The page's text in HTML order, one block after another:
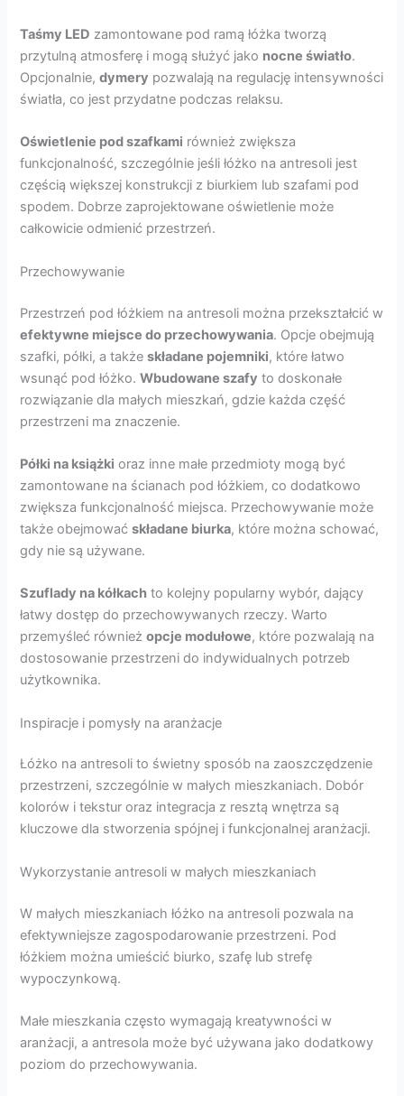
Taśmy LED zamontowane pod ramą łóżka tworzą
przytulną atmosferę i mogą służyć jako nocne światło.
Opcjonalnie,dymery pozwalają na regulację intensywności
światła, co jest przydatne podczas relaksu.
Oświetlenie pod szafkami również zwiększa
funkcjonalność, szczególnie jeśli łóżko na antresoli jest
częścią większej konstrukcji z biurkiem lub szafami pod
spodem. Dobrze zaprojektowane oświetlenie może
całkowicie odmienić przestrzeń.
Przechowywanie
Przestrzeń pod łóżkiem na antresoli można przekształcić w
efektywne miejsce do przechowywania. Opcje obejmują
szafki, półki, a takżeskładane pojemniki, które łatwo
wsunąć pod łóżko.Wbudowane szafy to doskonałe
rozwiązanie dla małych mieszkań, gdzie każda część
przestrzeni ma znaczenie.
Półki na książki oraz inne małe przedmioty mogą być
zamontowane na ścianach pod łóżkiem, co dodatkowo
zwiększa funkcjonalność miejsca. Przechowywanie może
także obejmowaćskładane biurka, które można schować,
gdy nie są używane.
Szuflady na kółkach to kolejny popularny wybór, dający
łatwy dostęp do przechowywanych rzeczy. Warto
przemyśleć równieżopcje modułowe, które pozwalają na
dostosowanie przestrzeni do indywidualnych potrzeb
użytkownika.
Inspiracje i pomysły na aranżacje
Łóżko na antresoli to świetny sposób na zaoszczędzenie
przestrzeni, szczególnie w małych mieszkaniach. Dobór
kolorów i tekstur oraz integracja z resztą wnętrza są
kluczowe dla stworzenia spójnej i funkcjonalnej aranżacji.
Wykorzystanie antresoli w małych mieszkaniach
W małych mieszkaniach łóżko na antresoli pozwala na
efektywniejsze zagospodarowanie przestrzeni. Pod
łóżkiem można umieścić biurko, szafę lub strefę
wypoczynkową.
Małe mieszkania często wymagają kreatywności w
aranżacji, a antresola może być używana jako dodatkowy
poziom do przechowywania.